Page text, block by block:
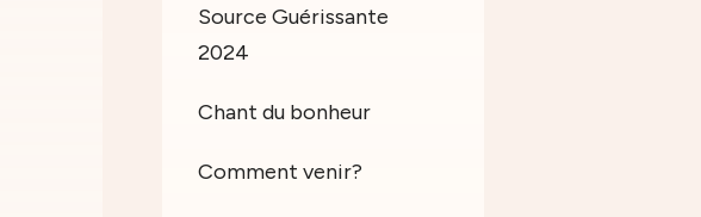
Source Guérissante
2024
Chant du bonheur
Comment venir?